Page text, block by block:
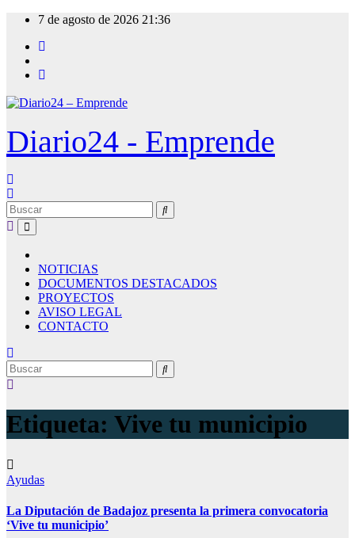
contenido
7 de agosto de 2026 21:36
Diario24 - Emprende
NOTICIAS
DOCUMENTOS DESTACADOS
PROYECTOS
AVISO LEGAL
CONTACTO
Etiqueta: Vive tu municipio
Ayudas
La Diputación de Badajoz presenta la primera convocatoria
‘Vive tu municipio’